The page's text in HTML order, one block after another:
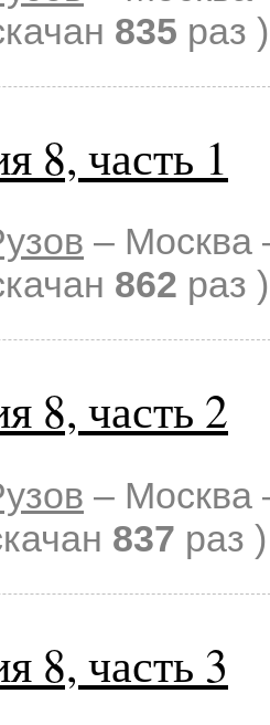
835 раз )
8, часть 1
– Москва
862 раз )
8, часть 2
– Москва
837 раз )
8, часть 3